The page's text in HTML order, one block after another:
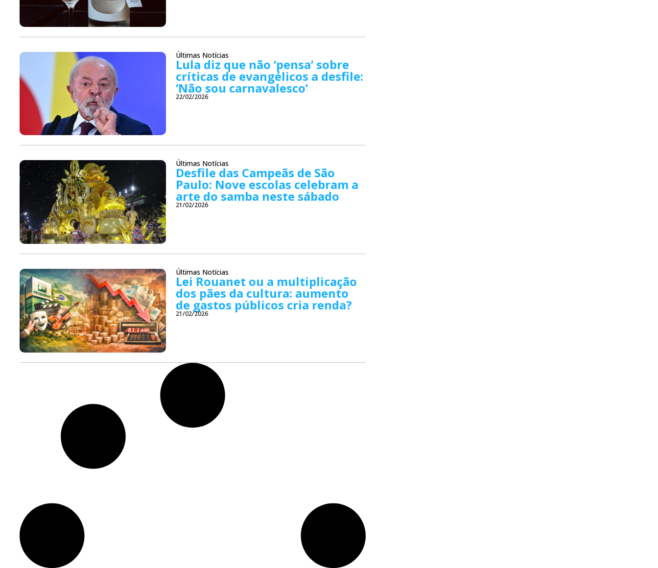
Últimas Notícias
Lula diz que não ‘pensa’ sobre
críticas de evangélicos a desfile:
‘Não sou carnavalesco’
22/02/2026
Últimas Notícias
Desfile das Campeãs de São
Paulo: Nove escolas celebram a
arte do samba neste sábado
21/02/2026
Últimas Notícias
Lei Rouanet ou a multiplicação
dos pães da cultura: aumento
de gastos públicos cria renda?
21/02/2026